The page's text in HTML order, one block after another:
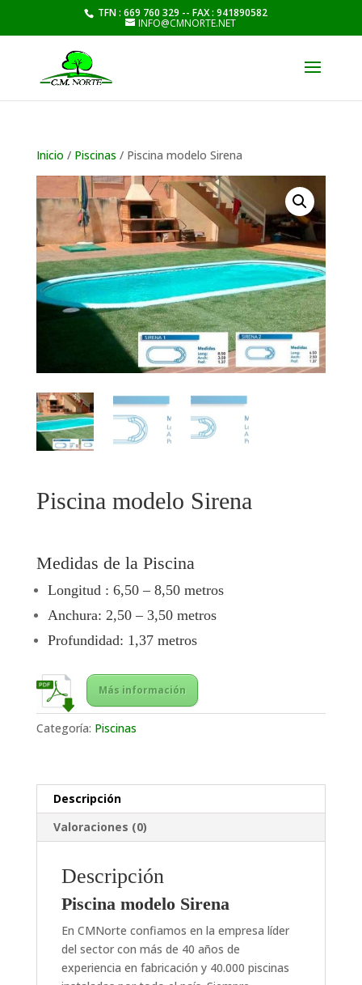
TFN : 669 760 329 -- FAX : 941890582
INFO@CMNORTE.NET
Inicio / Piscinas / Piscina modelo Sirena
Piscina modelo Sirena
Medidas de la Piscina
Longitud : 6,50 – 8,50 metros
Anchura: 2,50 – 3,50 metros
Profundidad: 1,37 metros
Más información
Categoría: Piscinas
Descripción
Valoraciones (0)
Descripción
Piscina modelo Sirena
En CMNorte confiamos en la empresa líder
del sector con más de 40 años de
experiencia en fabricación y 40.000 piscinas